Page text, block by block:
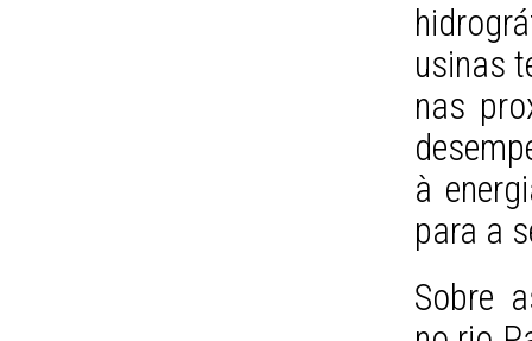
usinas
nas
à
para a
Sobre